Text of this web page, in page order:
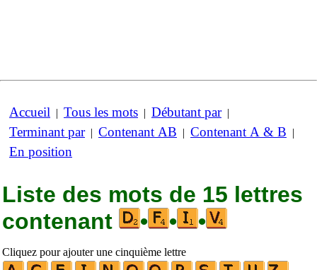
Accueil | Tous les mots | Débutant par|
Terminant par| Contenant AB | Contenant A & B |
En position
Liste des mots de 15 lettres
contenant
• • •
Cliquez pour ajouter une cinquième lettre